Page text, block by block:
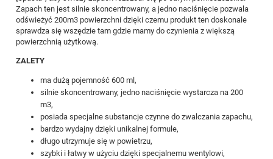
Zapach ten jest silnie skoncentrowany, a jedno naciśnięcie pozwala
odświeżyć 200m3 powierzchni dzięki czemu produkt ten doskonale
sprawdza się wszędzie tam gdzie mamy do czynienia z większą
powierzchnią użytkową.
ZALETY
ma dużą pojemność 600 ml,
silnie skoncentrowany, jedno naciśnięcie wystarcza na 200
m3,
posiada specjalne substancje czynne do zwalczania zapachu,
bardzo wydajny dzięki unikalnej formule,
długo utrzymuje się w powietrzu,
szybki i łatwy w użyciu dzięki specjalnemu wentylowi,